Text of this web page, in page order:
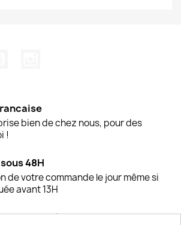
bien de chez nous, pour des
!
48H
de votre commande le jour même si
avant 13H
de nos clients